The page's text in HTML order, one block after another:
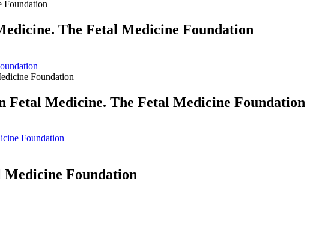
The Fetal Medicine Foundation
Medicine. The Fetal Medicine Foundation
Foundation
Foundation